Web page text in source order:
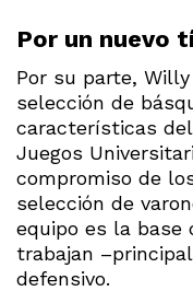
Por un nuevo
Por su parte,
selección de
características
Juegos
compromiso de
selección de
equipo es la base
trabajan
defensivo.